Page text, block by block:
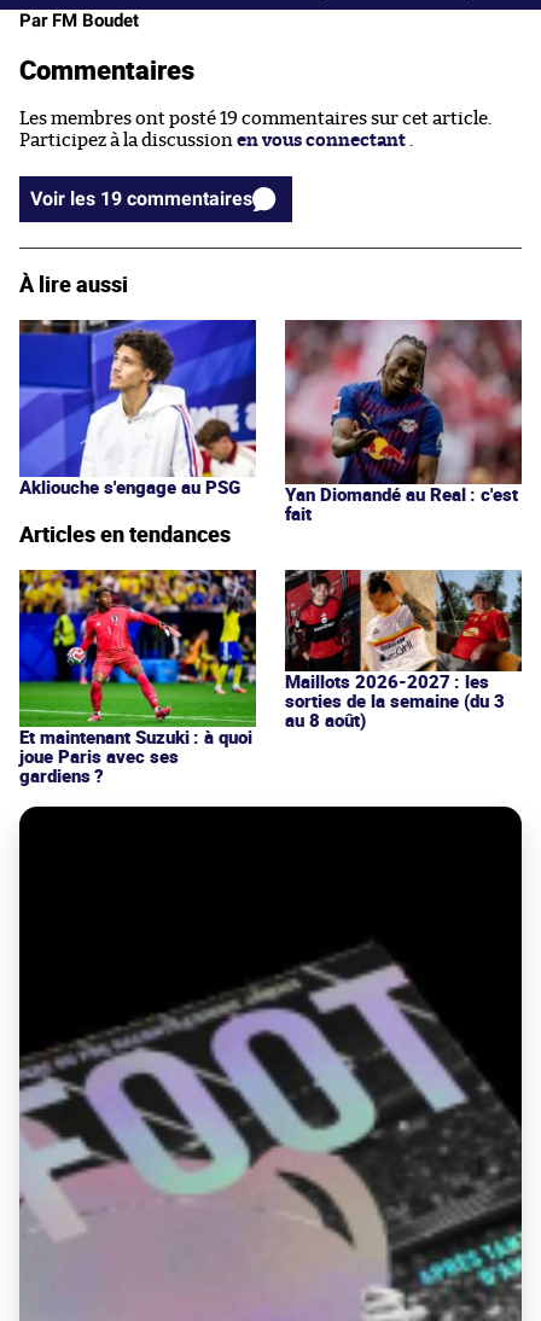
Par FM Boudet
Commentaires
Les membres ont posté 19 commentaires sur cet article.
Participez à la discussion en vous connectant
Voir les 19 commentaires
À lire aussi
Akliouche s'engage au PSG
Yan Diomandé au Real : c'est
fait
Articles en tendances
Et maintenant Suzuki : à quoi
joue Paris avec ses
gardiens ?
Maillots 2026-2027 : les
sorties de la semaine (du 3
au 8 août)